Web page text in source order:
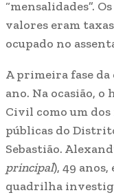
“mensalidades”.
valores eram
ocupado no
A primeira fase
ano. Na ocasião,
Civil como um
públicas do
Sebastião.
principal), 49
quadrilha